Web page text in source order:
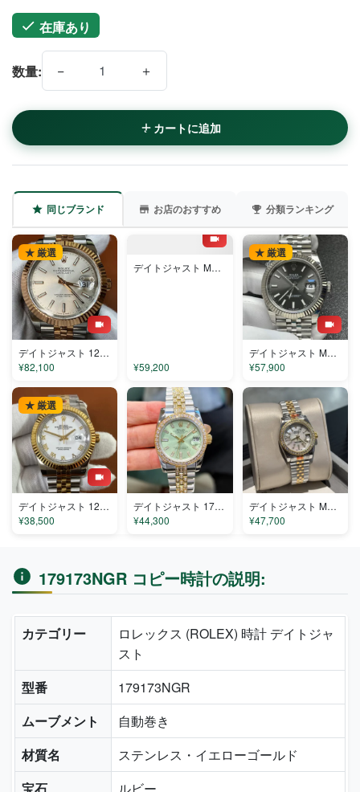
在庫あり
数量: − ＋
カートに追加
同じブランド お店のおすすめ 分類ランキング
★ 厳選
デイトジャスト 126331-1 コピー
¥82,100
デイトジャスト M126334-0022 コピー
¥59,200
★ 厳選
デイトジャスト M126334-0014 コピー
¥57,900
★ 厳選
デイトジャスト 126333-001 コピー
¥38,500
デイトジャスト 179212 コピー
¥44,300
デイトジャスト M820112 コピー
¥47,700
179173NGR コピー時計の説明:
カテゴリー
ロレックス (ROLEX) 時計 デイトジャ
スト
型番
179173NGR
ムーブメント
自動巻き
材質名
ステンレス・イエローゴールド